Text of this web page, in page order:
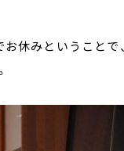
休みということで、